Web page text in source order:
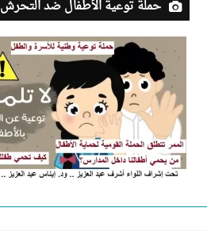
حملة توعية الأطفال ضد التحرش